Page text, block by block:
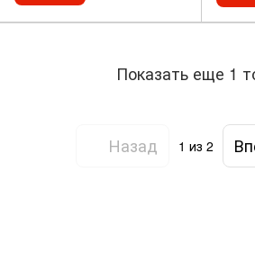
Показать еще 1
Назад 1 из 2